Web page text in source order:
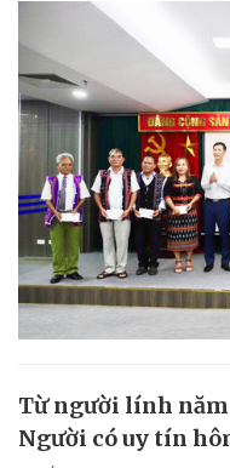
Từ người lính
Người có uy tín